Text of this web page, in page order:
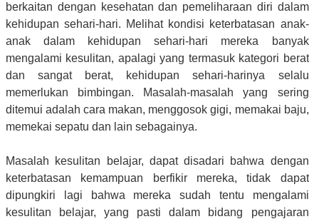
berkaitan dengan kesehatan dan pemeliharaan diri dalam
kehidupan sehari-hari. Melihat kondisi keterbatasan anak-
anak dalam kehidupan sehari-hari mereka banyak
mengalami kesulitan, apalagi yang termasuk kategori berat
dan sangat berat, kehidupan sehari-harinya selalu
memerlukan bimbingan. Masalah-masalah yang sering
ditemui adalah cara makan, menggosok gigi, memakai baju,
memekai sepatu dan lain sebagainya.
Masalah kesulitan belajar, dapat disadari bahwa dengan
keterbatasan kemampuan berfikir mereka, tidak dapat
dipungkiri lagi bahwa mereka sudah tentu mengalami
kesulitan belajar, yang pasti dalam bidang pengajaran